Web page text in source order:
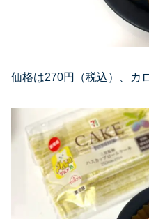
価格は270円（税込）、カ